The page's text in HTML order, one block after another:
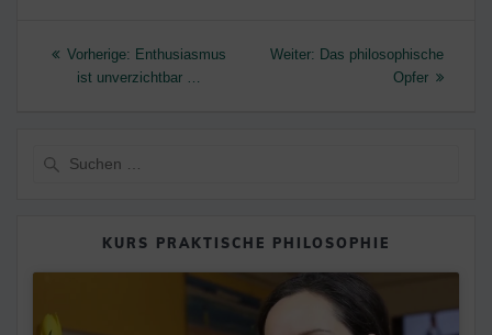
Beitragsnavigation
Vorherige: Vorheriger
Beitrag:
Enthusiasmus
ist unverzichtbar …
Weiter: Nächster
Das philosophische
Opfer
KURS PRAKTISCHE PHILOSOPHIE